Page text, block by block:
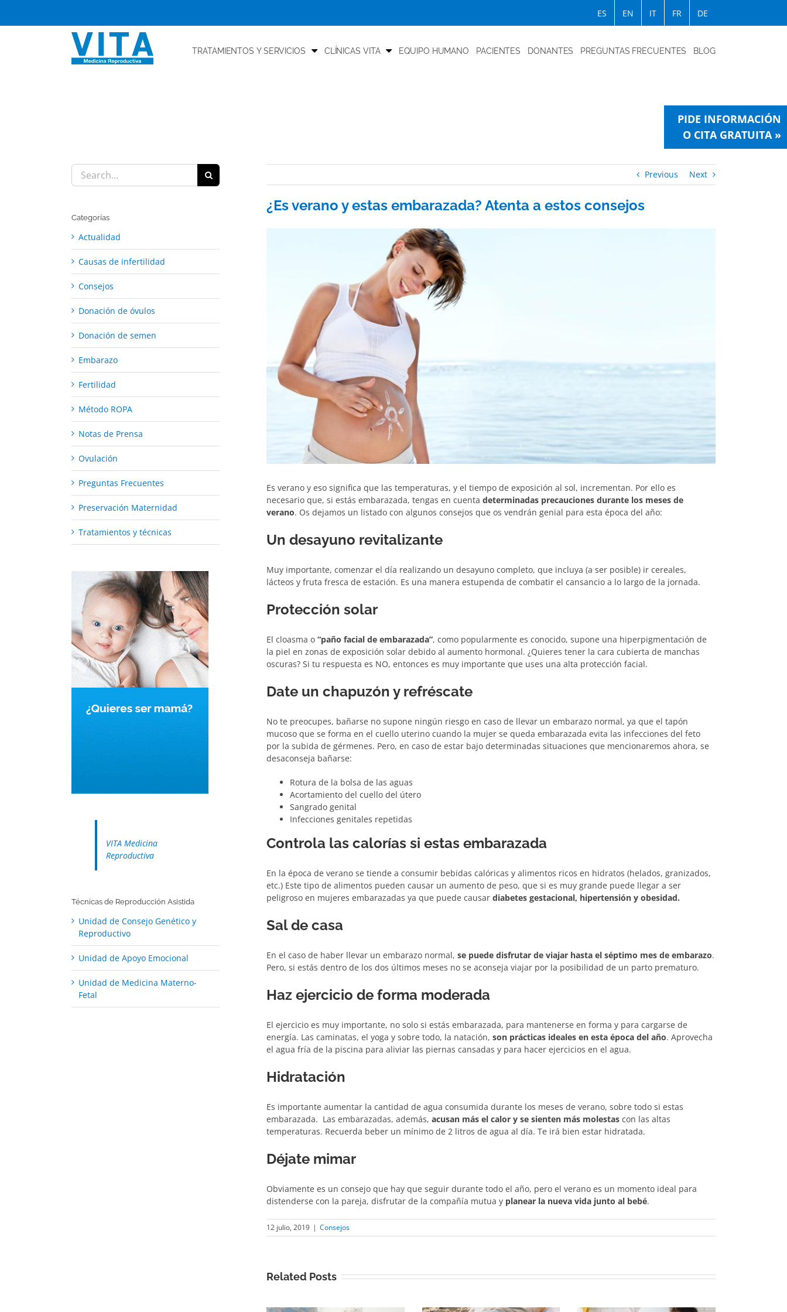
ES EN IT FR DE
TRATAMIENTOS Y SERVICIOS CLÍNICAS VITA EQUIPO HUMANO PACIENTES DONANTES PREGUNTAS FRECUENTES BLOG
PIDE INFORMACIÓN
O CITA GRATUITA »
Previous Next
¿Es verano y estas embarazada? Atenta a estos consejos
Es verano y eso significa que las temperaturas, y el tiempo de exposición al sol, incrementan. Por ello es
necesario que, si estás embarazada, tengas en cuenta determinadas precauciones durante los meses de
verano. Os dejamos un listado con algunos consejos que os vendrán genial para esta época del año:
Un desayuno revitalizante
Muy importante, comenzar el día realizando un desayuno completo, que incluya (a ser posible) ir cereales,
lácteos y fruta fresca de estación. Es una manera estupenda de combatir el cansancio a lo largo de la jornada.
Protección solar
El cloasma o “paño facial de embarazada”, como popularmente es conocido, supone una hiperpigmentación de
la piel en zonas de exposición solar debido al aumento hormonal. ¿Quieres tener la cara cubierta de manchas
oscuras? Si tu respuesta es NO, entonces es muy importante que uses una alta protección facial.
Date un chapuzón y refréscate
No te preocupes, bañarse no supone ningún riesgo en caso de llevar un embarazo normal, ya que el tapón
mucoso que se forma en el cuello uterino cuando la mujer se queda embarazada evita las infecciones del feto
por la subida de gérmenes. Pero, en caso de estar bajo determinadas situaciones que mencionaremos ahora, se
desaconseja bañarse:
Rotura de la bolsa de las aguas
Acortamiento del cuello del útero
Sangrado genital
Infecciones genitales repetidas
Controla las calorías si estas embarazada
En la época de verano se tiende a consumir bebidas calóricas y alimentos ricos en hidratos (helados, granizados,
etc.) Este tipo de alimentos pueden causar un aumento de peso, que si es muy grande puede llegar a ser
peligroso en mujeres embarazadas ya que puede causar diabetes gestacional, hipertensión y obesidad.
Sal de casa
En el caso de haber llevar un embarazo normal, se puede disfrutar de viajar hasta el séptimo mes de embarazo.
Pero, si estás dentro de los dos últimos meses no se aconseja viajar por la posibilidad de un parto prematuro.
Haz ejercicio de forma moderada
El ejercicio es muy importante, no solo si estás embarazada, para mantenerse en forma y para cargarse de
energía. Las caminatas, el yoga y sobre todo, la natación, son prácticas ideales en esta época del año. Aprovecha
el agua fría de la piscina para aliviar las piernas cansadas y para hacer ejercicios en el agua.
Hidratación
Es importante aumentar la cantidad de agua consumida durante los meses de verano, sobre todo si estas
embarazada. Las embarazadas, además, acusan más el calor y se sienten más molestas con las altas
temperaturas. Recuerda beber un mínimo de 2 litros de agua al día. Te irá bien estar hidratada.
Déjate mimar
Obviamente es un consejo que hay que seguir durante todo el año, pero el verano es un momento ideal para
distenderse con la pareja, disfrutar de la compañía mutua y planear la nueva vida junto al bebé.
12 julio, 2019 | Consejos
Related Posts
Search
for:
Categorías
Actualidad
Causas de infertilidad
Consejos
Donación de óvulos
Donación de semen
Embarazo
Fertilidad
Método ROPA
Notas de Prensa
Ovulación
Preguntas Frecuentes
Preservación Maternidad
Tratamientos y técnicas
VITA Medicina
Reproductiva
Técnicas de Reproducción Asistida
Unidad de Consejo Genético y
Reproductivo
Unidad de Apoyo Emocional
Unidad de Medicina Materno-
Fetal